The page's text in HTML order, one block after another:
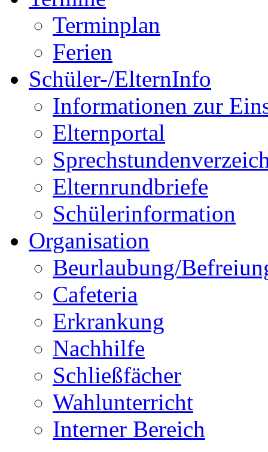
Terminplan
Ferien
Schüler-/ElternInfo
Informationen zur
Elternportal
Elternrundbriefe
Schülerinformation
Organisation
Beurlaubung/
Cafeteria
Erkrankung
Nachhilfe
Schließfächer
Wahlunterricht
Interner Bereich